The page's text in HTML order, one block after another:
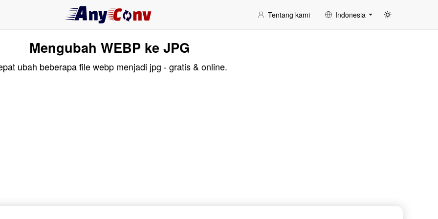
Tentang kami Indonesia
Mengubah WEBP ke JPG
ubah beberapa file webp menjadi jpg - gratis & online.